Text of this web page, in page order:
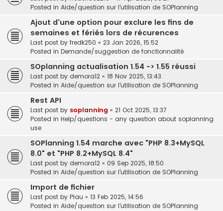
Posted in Aide/question sur l'utilisation de SOPlanning
Ajout d'une option pour exclure les fins de
semaines et fériés lors de récurences
Last post by fredk250 « 23 Jan 2026, 15:52
Posted in Demande/suggestion de fonctionnalité
SOplanning actualisation 1.54 -> 1.55 réussi
Last post by demora12 « 18 Nov 2025, 13:43
Posted in Aide/question sur l'utilisation de SOPlanning
Rest API
Last post by soplanning « 21 Oct 2025, 13:37
Posted in Help/questions - any question about soplanning
use
SOPlanning 1.54 marche avec "PHP 8.3+MySQL
8.0" et "PHP 8.2+MySQL 8.4"
Last post by demora12 « 09 Sep 2025, 18:50
Posted in Aide/question sur l'utilisation de SOPlanning
Import de fichier
Last post by Piau « 13 Feb 2025, 14:56
Posted in Aide/question sur l'utilisation de SOPlanning